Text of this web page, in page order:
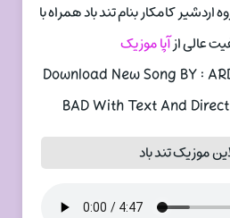
کامکار بنام تند باد همراه با
عالی ازآپا موزیک
Download New Song BY :
BAD With Text And
موزیک تند باد